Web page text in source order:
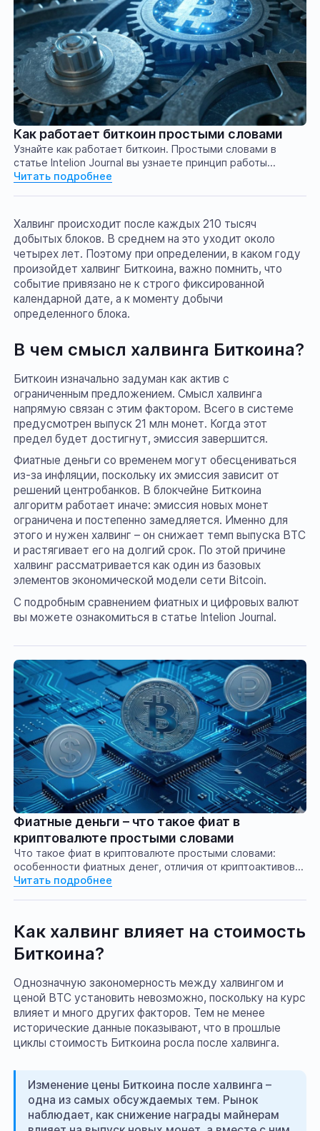
Как работает биткоин простыми словами
Узнайте как работает биткоин. Простыми словами в
статье Intelion Journal вы узнаете принцип работы
биткоин.
Читать подробнее
Халвинг происходит после каждых 210 тысяч
добытых блоков. В среднем на это уходит около
четырех лет. Поэтому при определении, в каком году
произойдет халвинг Биткоина, важно помнить, что
событие привязано не к строго фиксированной
календарной дате, а к моменту добычи
определенного блока.
В чем смысл халвинга Биткоина?
Биткоин изначально задуман как актив с
ограниченным предложением. Смысл халвинга
напрямую связан с этим фактором. Всего в системе
предусмотрен выпуск 21 млн монет. Когда этот
предел будет достигнут, эмиссия завершится.
Фиатные деньги со временем могут обесцениваться
из-за инфляции, поскольку их эмиссия зависит от
решений центробанков. В блокчейне Биткоина
алгоритм работает иначе: эмиссия новых монет
ограничена и постепенно замедляется. Именно для
этого и нужен халвинг – он снижает темп выпуска BTC
и растягивает его на долгий срок. По этой причине
халвинг рассматривается как один из базовых
элементов экономической модели сети Bitcoin.
С подробным сравнением фиатных и цифровых валют
вы можете ознакомиться в статье Intelion Journal.
Фиатные деньги – что такое фиат в
криптовалюте простыми словами
Что такое фиат в криптовалюте простыми словами:
особенности фиатных денег, отличия от криптоактивов и
способы обмена
Читать подробнее
Как халвинг влияет на стоимость
Биткоина?
Однозначную закономерность между халвингом и
ценой BTC установить невозможно, поскольку на курс
влияет и много других факторов. Тем не менее
исторические данные показывают, что в прошлые
циклы стоимость Биткоина росла после халвинга.
Изменение цены Биткоина после халвинга –
одна из самых обсуждаемых тем. Рынок
наблюдает, как снижение награды майнерам